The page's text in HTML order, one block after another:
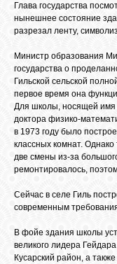
БИБЛИОТЕКА
ГОСТЕВАЯ
ФОТО
ВИДЕО
Глава государства
нынешнее состояние
разрезал ленту,
Министр образования
государства о
Гильской сельской
первое время она
Для школы, носящей имя
доктора физико-
в 1973 году было
классных комнат.
две смены из-за
ремонтировалось,
Сейчас в селе Гиль
современным
В фойе здания школы
великого лидера
Кусарский район, а